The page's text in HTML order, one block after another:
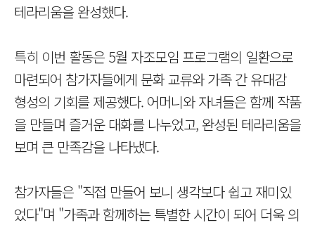
테라리움을 완성했다.
특히 이번 활동은 5월 자조모임 프로그램의 일환으로
마련되어 참가자들에게 문화 교류와 가족 간 유대감
형성의 기회를 제공했다. 어머니와 자녀들은 함께 작품
을 만들며 즐거운 대화를 나누었고, 완성된 테라리움을
보며 큰 만족감을 나타냈다.
참가자들은 "직접 만들어 보니 생각보다 쉽고 재미있
었다"며 "가족과 함께하는 특별한 시간이 되어 더욱 의